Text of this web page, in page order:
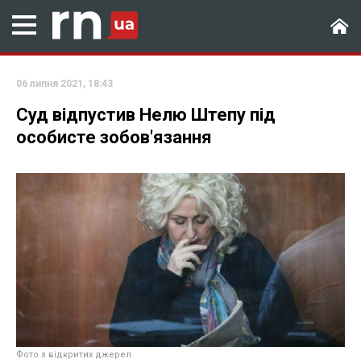
06 липня 2021, 18:43
Суд відпустив Нелю Штепу під
особисте зобов'язання
Фото з відкритих джерел